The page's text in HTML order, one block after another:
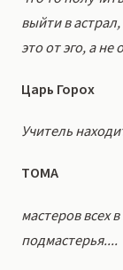
выйти в
это от эго, а
Царь Горох
Учитель
TOMA
мастеров всех
подмастерья....